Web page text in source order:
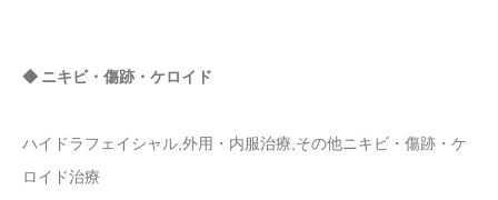
◆ ニキビ・傷跡・ケロイド
ハイドラフェイシャル,外用・内服治療,その他ニキビ・傷跡・ケ
ロイド治療